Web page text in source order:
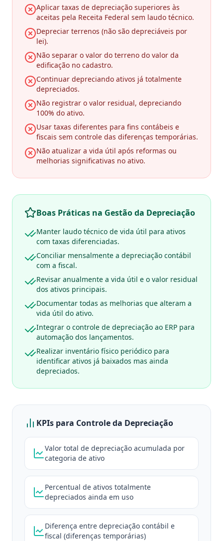
Aplicar taxas de depreciação superiores às
aceitas pela Receita Federal sem laudo técnico.
Depreciar terrenos (não são depreciáveis por
lei).
Não separar o valor do terreno do valor da
edificação no cadastro.
Continuar depreciando ativos já totalmente
depreciados.
Não registrar o valor residual, depreciando
100% do ativo.
Usar taxas diferentes para fins contábeis e
fiscais sem controle das diferenças temporárias.
Não atualizar a vida útil após reformas ou
melhorias significativas no ativo.
Boas Práticas na Gestão da Depreciação
Manter laudo técnico de vida útil para ativos
com taxas diferenciadas.
Conciliar mensalmente a depreciação contábil
com a fiscal.
Revisar anualmente a vida útil e o valor residual
dos ativos principais.
Documentar todas as melhorias que alteram a
vida útil do ativo.
Integrar o controle de depreciação ao ERP para
automação dos lançamentos.
Realizar inventário físico periódico para
identificar ativos já baixados mas ainda
depreciados.
KPIs para Controle da Depreciação
Valor total de depreciação acumulada por
categoria de ativo
Percentual de ativos totalmente
depreciados ainda em uso
Diferença entre depreciação contábil e
fiscal (diferenças temporárias)